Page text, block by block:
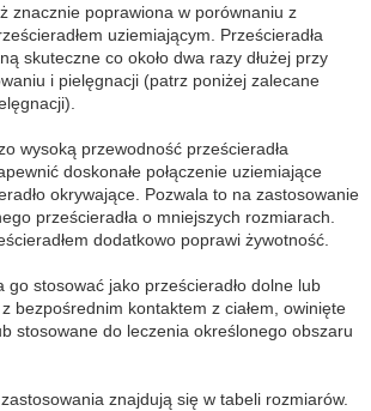
znacznie poprawiona w porównaniu z
uziemiającym. Prześcieradła
skuteczne co około dwa razy dłużej przy
i pielęgnacji (patrz poniżej zalecane
wysoką przewodność prześcieradła
doskonałe połączenie uziemiające
okrywające. Pozwala to na zastosowanie
prześcieradła o mniejszych rozmiarach.
dodatkowo poprawi żywotność.
go stosować jako prześcieradło dolne lub
bezpośrednim kontaktem z ciałem, owinięte
stosowane do leczenia określonego obszaru
znajdują się w tabeli rozmiarów.